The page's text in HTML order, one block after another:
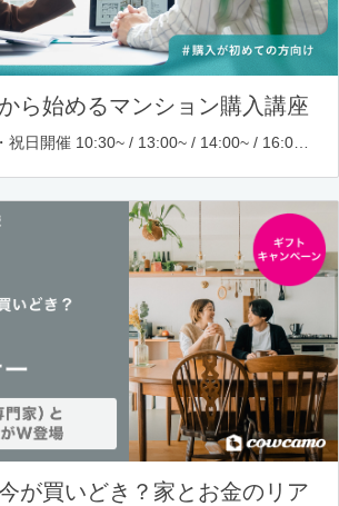
ら始めるマンション購入講座
が買いどき？家とお金のリア